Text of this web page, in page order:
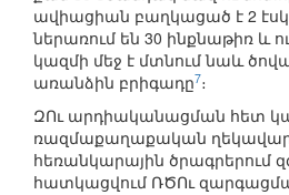
ավիացիան բաղկացած է 2
ներառում են 30 ինքնաթիռ և
կազմի մեջ է մտնում նաև
առանձին բրիգադը7։
ԶՈւ արդիականացման հետ
ռազմաքաղաքական
հեռանկարային ծրագրերում
հատկացվում ՌԾՈւ